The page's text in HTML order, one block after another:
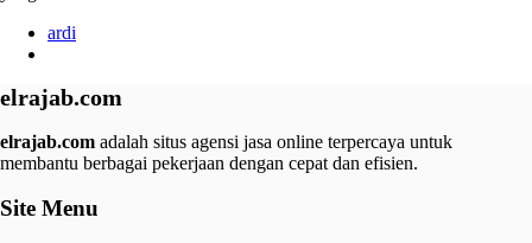
ardi
elrajab.com
elrajab.com adalah situs agensi jasa online terpercaya untuk
membantu berbagai pekerjaan dengan cepat dan efisien.
Site Menu